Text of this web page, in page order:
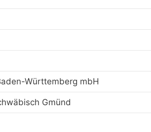
Württemberg mbH
Gmünd